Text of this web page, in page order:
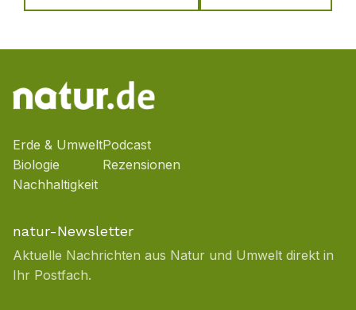
Erde & Umwelt
Biologie
Nachhaltigkeit
Podcast
Rezensionen
natur-Newsletter
Aktuelle Nachrichten aus Natur und Umwelt direkt in
Ihr Postfach.